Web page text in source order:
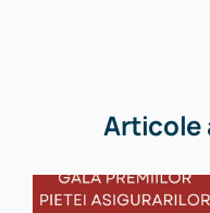
Articole